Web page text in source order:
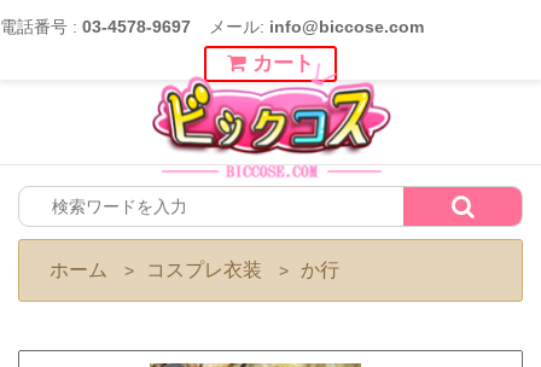
電話番号 : 03-4578-9697 メール: info@biccose.com
カート
ホーム > コスプレ衣装 > か行